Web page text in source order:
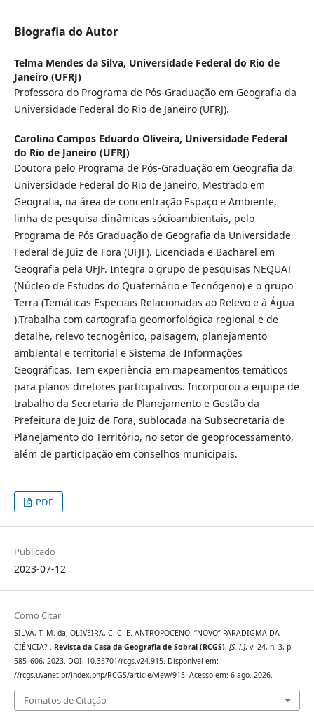
Biografia do Autor
Telma Mendes da Silva, Universidade Federal do Rio de
Janeiro (UFRJ)
Professora do Programa de Pós-Graduação em Geografia da
Universidade Federal do Rio de Janeiro (UFRJ).
Carolina Campos Eduardo Oliveira, Universidade Federal
do Rio de Janeiro (UFRJ)
Doutora pelo Programa de Pós-Graduação em Geografia da
Universidade Federal do Rio de Janeiro. Mestrado em
Geografia, na área de concentração Espaço e Ambiente,
linha de pesquisa dinâmicas sócioambientais, pelo
Programa de Pós Graduação de Geografia da Universidade
Federal de Juiz de Fora (UFJF). Licenciada e Bacharel em
Geografia pela UFJF. Integra o grupo de pesquisas NEQUAT
(Núcleo de Estudos do Quaternário e Tecnógeno) e o grupo
Terra (Temáticas Especiais Relacionadas ao Relevo e à Água
).Trabalha com cartografia geomorfológica regional e de
detalhe, relevo tecnogênico, paisagem, planejamento
ambiental e territorial e Sistema de Informações
Geográficas. Tem experiência em mapeamentos temáticos
para planos diretores participativos. Incorporou a equipe de
trabalho da Secretaria de Planejamento e Gestão da
Prefeitura de Juiz de Fora, sublocada na Subsecretaria de
Planejamento do Território, no setor de geoprocessamento,
além de participação em conselhos municipais.
PDF
Publicado
2023-07-12
Como Citar
SILVA, T. M. da; OLIVEIRA, C. C. E. ANTROPOCENO: “NOVO” PARADIGMA DA
CIÊNCIA? . Revista da Casa da Geografia de Sobral (RCGS), [S. l.], v. 24, n. 3, p.
585–606, 2023. DOI: 10.35701/rcgs.v24.915. Disponível em:
//rcgs.uvanet.br/index.php/RCGS/article/view/915. Acesso em: 6 ago. 2026.
Fomatos de Citação